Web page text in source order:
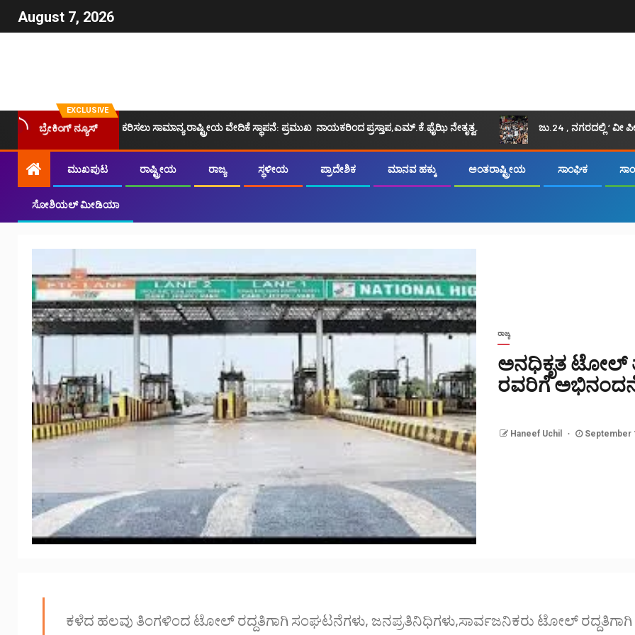
August 7, 2026
EXCLUSIVE
ಬ್ರೇಕಿಂಗ್ ನ್ಯೂಸ್
ಪರಿಹರಿಸಲು ಸಾಮಾನ್ಯ ರಾಷ್ಟ್ರೀಯ ವೇದಿಕೆ ಸ್ಥಾಪನೆ: ಪ್ರಮುಖ ನಾಯಕರಿಂದ ಪ್ರಸ್ತಾಪ,ಎಮ್.ಕೆ.ಫೈಝಿ ನೇತೃತ್ವ. ಜು.24 , ನಗರದಲ್ಲಿ ‘ ವೀ ಪೀಪಲ್ ಆಫ್
ಮುಖಪುಟ ರಾಷ್ಟ್ರೀಯ ರಾಜ್ಯ ಸ್ಥಳೀಯ ಪ್ರಾದೇಶಿಕ ಮಾನವ ಹಕ್ಕು ಅಂತರಾಷ್ಟ್ರೀಯ ಸಾಂಘಿಕ
ಸೋಶಿಯಲ್ ಮೀಡಿಯಾ
ರಾಜ್ಯ
ಅನಧಿಕೃತ ಟೋಲ್
ರವರಿಗೆ
Haneef Uchil September
ಕಳೆದ ಹಲವು ತಿಂಗಳಿಂದ ಟೋಲ್ ರದ್ದತಿಗಾಗಿ ಸಂಘಟನೆಗಳು, ಜನಪ್ರತಿನಿಧಿಗಳು,ಸಾರ್ವಜನಿಕರು ಟೋಲ್ ರದ್ದತಿಗಾಗಿ